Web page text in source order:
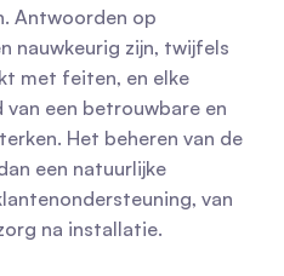
Antwoorden op
nauwkeurig zijn, twijfels
met feiten, en elke
een betrouwbare en
Het beheren van de
een natuurlijke
van
na installatie.